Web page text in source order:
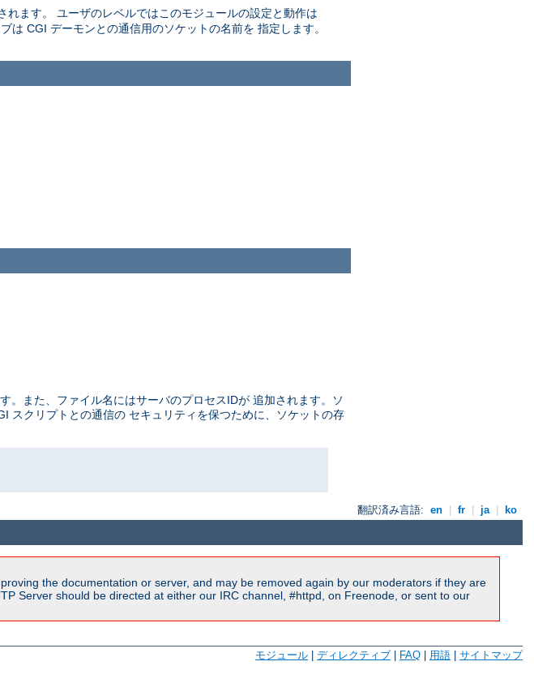
れます。 ユーザのレベルではこのモジュールの設定と動作は
は CGI デーモンとの通信用のソケットの名前を 指定します。
。また、ファイル名にはサーバのプロセスIDが 追加されます。ソ
スクリプトとの通信の セキュリティを保つために、ソケットの存
翻訳済み言語: en fr ja ko
the documentation or server, and may be removed again by our moderators if they are
Server should be directed at either our IRC channel, #httpd, on Freenode, or sent to our
モジュール ディレクティブ FAQ 用語 サイトマップ